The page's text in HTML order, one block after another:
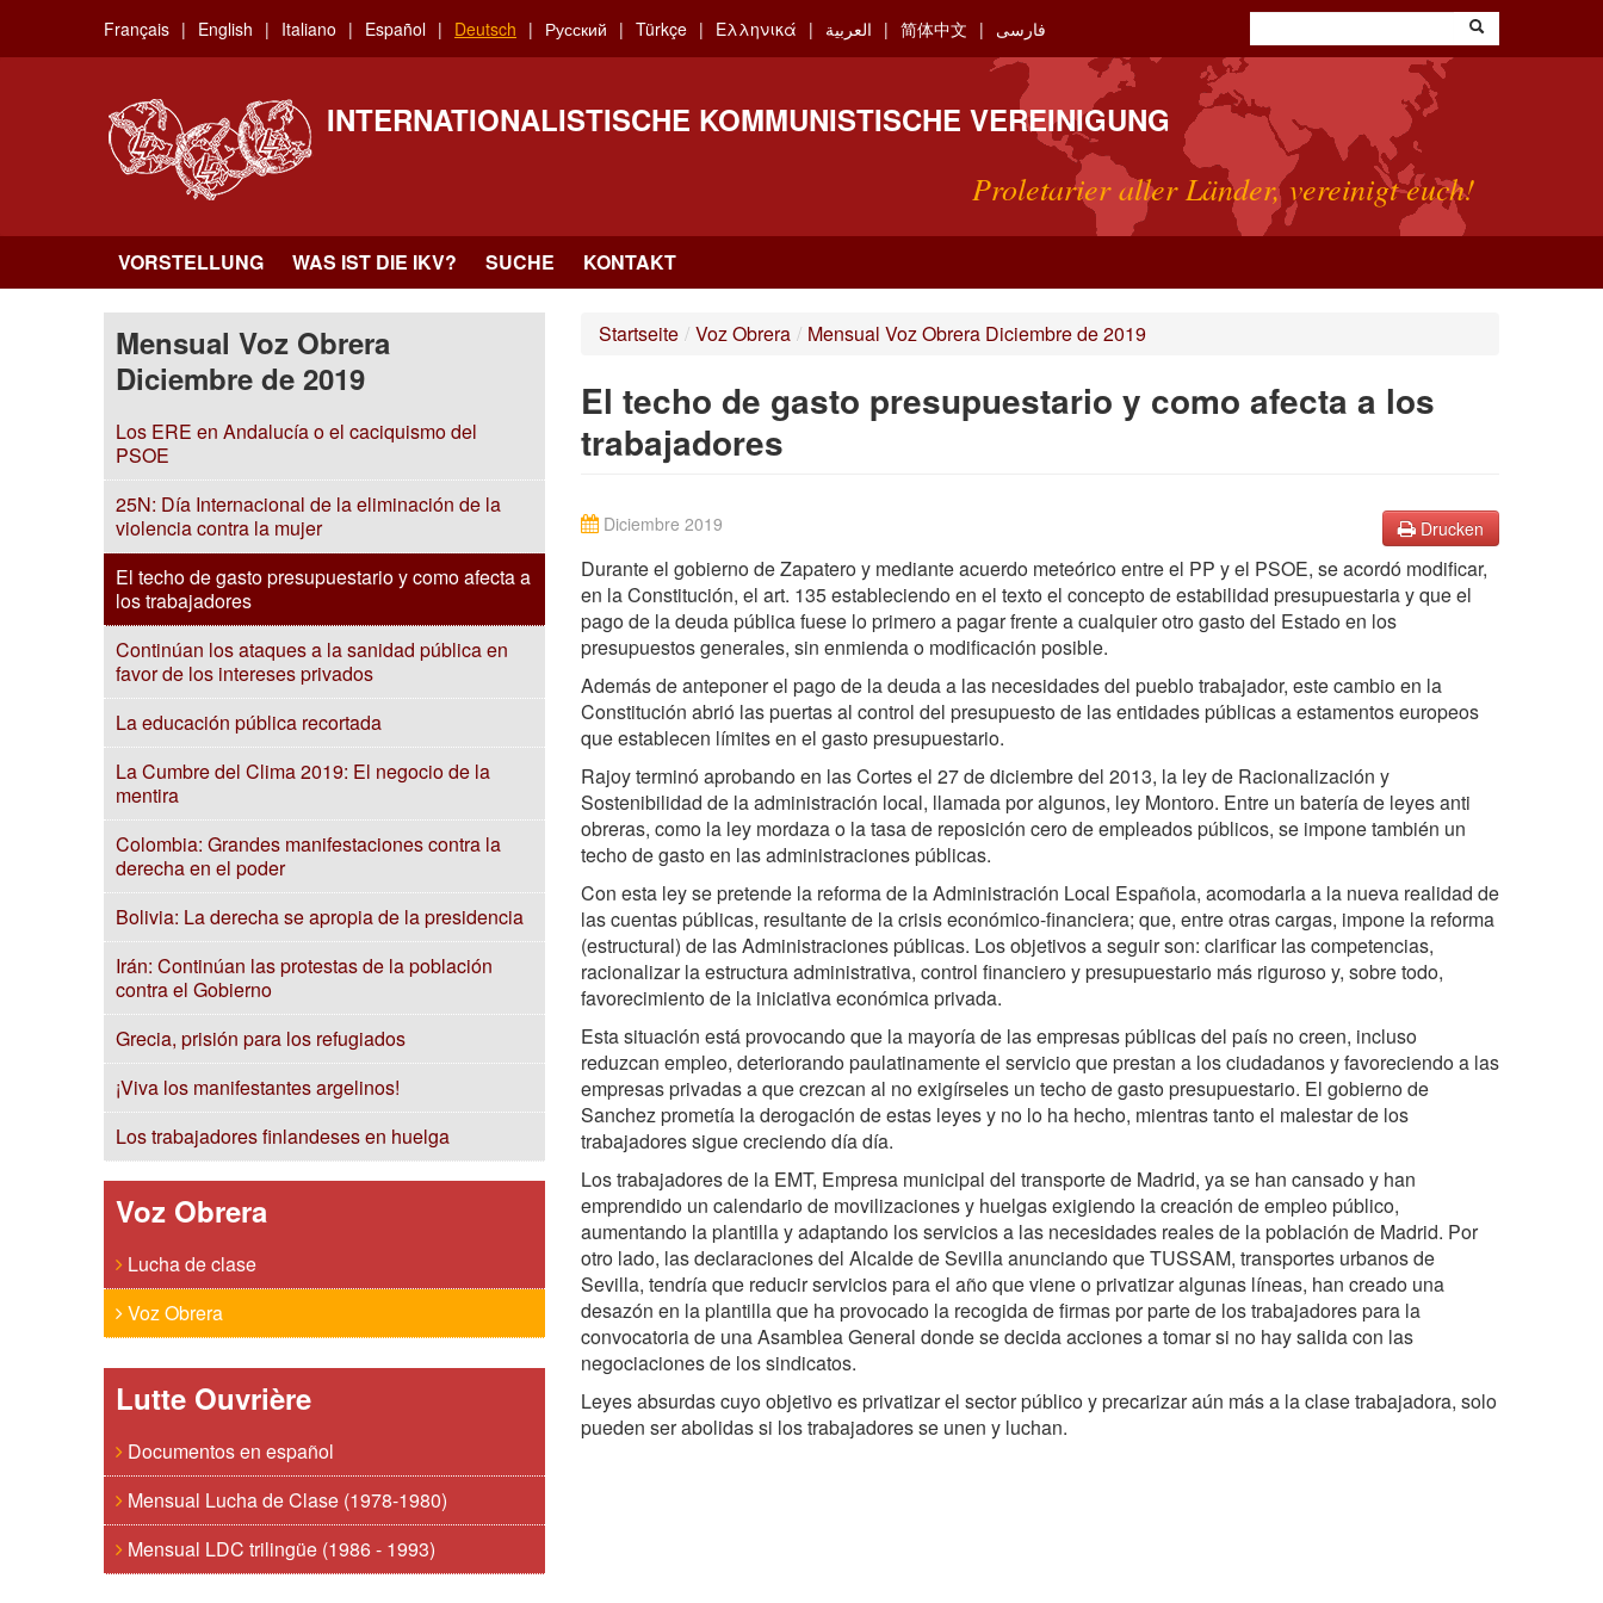
main
Français English Italiano Español Deutsch Русский Türkçe Ελληνικά العربية 简体中文 فارسی
INTERNATIONALISTISCHE KOMMUNISTISCHE VEREINIGUNG
Proletarier aller Länder, vereinigt euch!
VORSTELLUNG WAS IST DIE IKV? SUCHE KONTAKT
Mensual Voz Obrera
Diciembre de 2019
Los ERE en Andalucía o el caciquismo del
PSOE
25N: Día Internacional de la eliminación de la
violencia contra la mujer
El techo de gasto presupuestario y como afecta a
los trabajadores
Continúan los ataques a la sanidad pública en
favor de los intereses privados
La educación pública recortada
La Cumbre del Clima 2019: El negocio de la
mentira
Colombia: Grandes manifestaciones contra la
derecha en el poder
Bolivia: La derecha se apropia de la presidencia
Irán: Continúan las protestas de la población
contra el Gobierno
Grecia, prisión para los refugiados
¡Viva los manifestantes argelinos!
Los trabajadores finlandeses en huelga
Voz Obrera
Lucha de clase
Voz Obrera
Lutte Ouvrière
Documentos en español
Mensual Lucha de Clase (1978-1980)
Mensual LDC trilingüe (1986 - 1993)
Startseite / Voz Obrera / Mensual Voz Obrera Diciembre de 2019
El techo de gasto presupuestario y como afecta a los
trabajadores
Drucken
Diciembre 2019
Durante el gobierno de Zapatero y mediante acuerdo meteórico entre el PP y el PSOE, se acordó modificar,
en la Constitución, el art. 135 estableciendo en el texto el concepto de estabilidad presupuestaria y que el
pago de la deuda pública fuese lo primero a pagar frente a cualquier otro gasto del Estado en los
presupuestos generales, sin enmienda o modificación posible.
Además de anteponer el pago de la deuda a las necesidades del pueblo trabajador, este cambio en la
Constitución abrió las puertas al control del presupuesto de las entidades públicas a estamentos europeos
que establecen límites en el gasto presupuestario.
Rajoy terminó aprobando en las Cortes el 27 de diciembre del 2013, la ley de Racionalización y
Sostenibilidad de la administración local, llamada por algunos, ley Montoro. Entre un batería de leyes anti
obreras, como la ley mordaza o la tasa de reposición cero de empleados públicos, se impone también un
techo de gasto en las administraciones públicas.
Con esta ley se pretende la reforma de la Administración Local Española, acomodarla a la nueva realidad de
las cuentas públicas, resultante de la crisis económico-financiera; que, entre otras cargas, impone la reforma
(estructural) de las Administraciones públicas. Los objetivos a seguir son: clarificar las competencias,
racionalizar la estructura administrativa, control financiero y presupuestario más riguroso y, sobre todo,
favorecimiento de la iniciativa económica privada.
Esta situación está provocando que la mayoría de las empresas públicas del país no creen, incluso
reduzcan empleo, deteriorando paulatinamente el servicio que prestan a los ciudadanos y favoreciendo a las
empresas privadas a que crezcan al no exigírseles un techo de gasto presupuestario. El gobierno de
Sanchez prometía la derogación de estas leyes y no lo ha hecho, mientras tanto el malestar de los
trabajadores sigue creciendo día día.
Los trabajadores de la EMT, Empresa municipal del transporte de Madrid, ya se han cansado y han
emprendido un calendario de movilizaciones y huelgas exigiendo la creación de empleo público,
aumentando la plantilla y adaptando los servicios a las necesidades reales de la población de Madrid. Por
otro lado, las declaraciones del Alcalde de Sevilla anunciando que TUSSAM, transportes urbanos de
Sevilla, tendría que reducir servicios para el año que viene o privatizar algunas líneas, han creado una
desazón en la plantilla que ha provocado la recogida de firmas por parte de los trabajadores para la
convocatoria de una Asamblea General donde se decida acciones a tomar si no hay salida con las
negociaciones de los sindicatos.
Leyes absurdas cuyo objetivo es privatizar el sector público y precarizar aún más a la clase trabajadora, solo
pueden ser abolidas si los trabajadores se unen y luchan.